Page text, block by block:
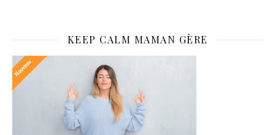
KEEP CALM MAMAN GÈRE